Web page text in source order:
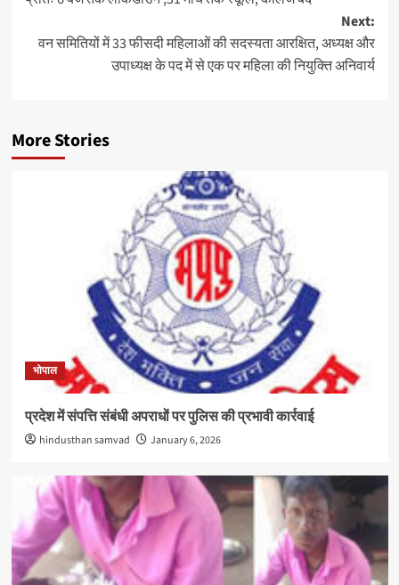
Next:
वन समितियों में 33 फीसदी महिलाओं की सदस्यता आरक्षित, अध्यक्ष और
उपाध्यक्ष के पद में से एक पर महिला की नियुक्ति अनिवार्य
More Stories
भोपाल
प्रदेश में संपत्ति संबंधी अपराधों पर पुलिस की प्रभावी कार्रवाई
hindusthan samvad January 6, 2026